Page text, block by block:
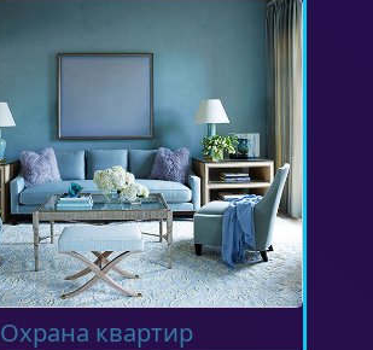
Охрана квартир